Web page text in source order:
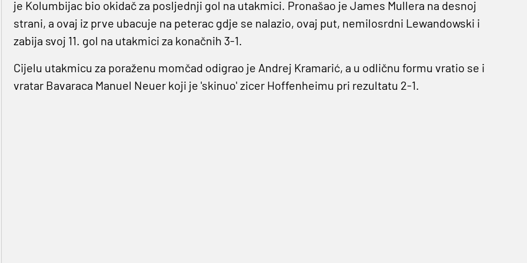
je Kolumbijac bio okidač za posljednji gol na utakmici. Pronašao je James Mullera na desnoj
strani, a ovaj iz prve ubacuje na peterac gdje se nalazio, ovaj put, nemilosrdni Lewandowski i
zabija svoj 11. gol na utakmici za konačnih 3-1.
Cijelu utakmicu za poraženu momčad odigrao je Andrej Kramarić, a u odličnu formu vratio se i
vratar Bavaraca Manuel Neuer koji je 'skinuo' zicer Hoffenheimu pri rezultatu 2-1.